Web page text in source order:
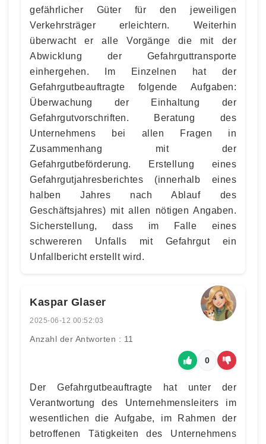
gefährlicher Güter für den jeweiligen
Verkehrsträger erleichtern. Weiterhin
überwacht er alle Vorgänge die mit der
Abwicklung der Gefahrguttransporte
einhergehen. Im Einzelnen hat der
Gefahrgutbeauftragte folgende Aufgaben:
Überwachung der Einhaltung der
Gefahrgutvorschriften. Beratung des
Unternehmens bei allen Fragen in
Zusammenhang mit der
Gefahrgutbeförderung. Erstellung eines
Gefahrgutjahresberichtes (innerhalb eines
halben Jahres nach Ablauf des
Geschäftsjahres) mit allen nötigen Angaben.
Sicherstellung, dass im Falle eines
schwereren Unfalls mit Gefahrgut ein
Unfallbericht erstellt wird.
Kaspar Glaser
2025-06-12 00:52:03
Anzahl der Antworten : 11
0
Der Gefahrgutbeauftragte hat unter der
Verantwortung des Unternehmensleiters im
wesentlichen die Aufgabe, im Rahmen der
betroffenen Tätigkeiten des Unternehmens